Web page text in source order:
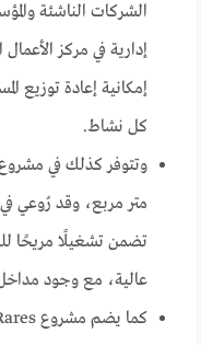
الشركات الناشئة
إدارية في مركز
إمكانية إعادة توزيع
كل نشاط.
متر مربع، وقد رُوعي في
تضمن تشغيلًا مريحًا
عالية، مع وجود